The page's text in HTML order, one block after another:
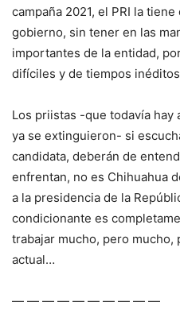
campaña 2021, el PRI la
gobierno, sin tener en las
importantes de la entidad,
difíciles y de tiempos
Los priistas -que todavía hay
ya se extinguieron- si
candidata, deberán de
enfrentan, no es Chihuahua
a la presidencia de la
condicionante es
trabajar mucho, pero mucho,
actual…
— — — — — — — — — —